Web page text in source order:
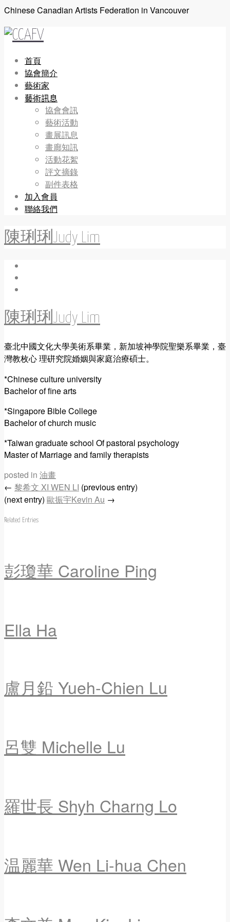
Chinese Canadian Artists Federation in Vancouver
首頁
協會簡介
藝術家
藝術訊息
協會會訊
藝術活動
畫展訊息
畫廊知訊
活動花絮
評文摘錄
副件表格
加入會員
聯絡我們
陳琍琍Judy Lim
陳琍琍Judy Lim
臺北中國文化大學美術系畢業，新加坡神學院聖樂系畢業，臺
灣教枚心 理硑究院婚姻與家庭治療碩士。
*Chinese culture university
Bachelor of fine arts
*Singapore Bible College
Bachelor of church music
*Taiwan graduate school Of pastoral psychology
Master of Marriage and family therapists
posted in 油畫
← 黎希文 XI WEN LI (previous entry)
(next entry) 歐振宇Kevin Au →
Related Entries
彭瓊華 Caroline Ping
Ella Ha
盧月鉛 Yueh-Chien Lu
呂雙 Michelle Lu
羅世長 Shyh Charng Lo
温麗華 Wen Li-hua Chen